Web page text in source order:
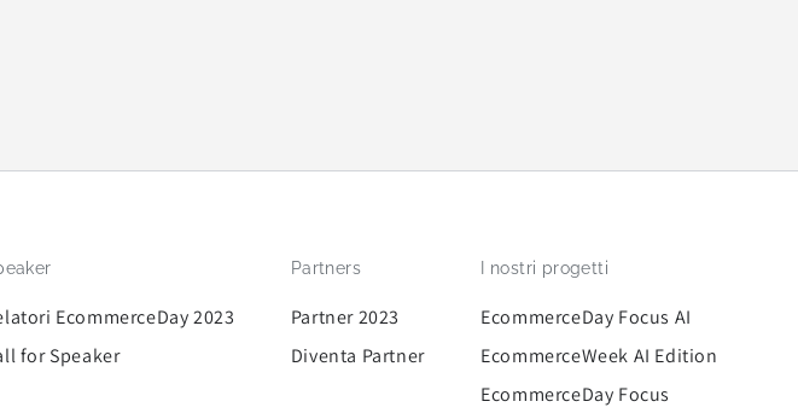
EcommerceDay 2023
for Speaker
Partners
Partner 2023
Diventa Partner
I nostri progetti
EcommerceDay Focus AI
EcommerceWeek AI Edition
EcommerceDay Focus